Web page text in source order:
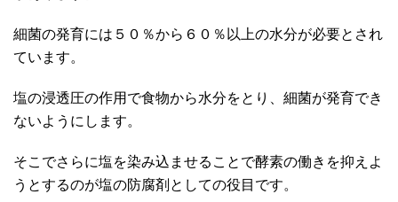
細菌の発育には５０％から６０％以上の水分が必要とされ
ています。
塩の浸透圧の作用で食物から水分をとり、細菌が発育でき
ないようにします。
そこでさらに塩を染み込ませることで酵素の働きを抑えよ
うとするのが塩の防腐剤としての役目です。